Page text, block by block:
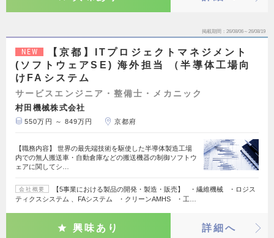
掲載期間 26/08/06～26/08/19
NEW
【京都】ITプロジェクトマネジメント
(ソフトウェアSE) 海外担当 （半導体工場向
けFAシステム
サービスエンジニア・整備士・メカニック
村田機械株式会社
550万円 ～ 849万円 京都府
【職務内容】 世界の最先端技術を駆使した半導体製造工場
内での無人搬送車・自動倉庫などの搬送機器の制御ソフトウ
ェアに関してシ…
会社概要
【5事業における製品の開発・製造・販売】 ・繊維機械 ・ロジス
ティクスシステム 、FAシステム ・クリーンAMHS ・工…
興味あり 詳細へ